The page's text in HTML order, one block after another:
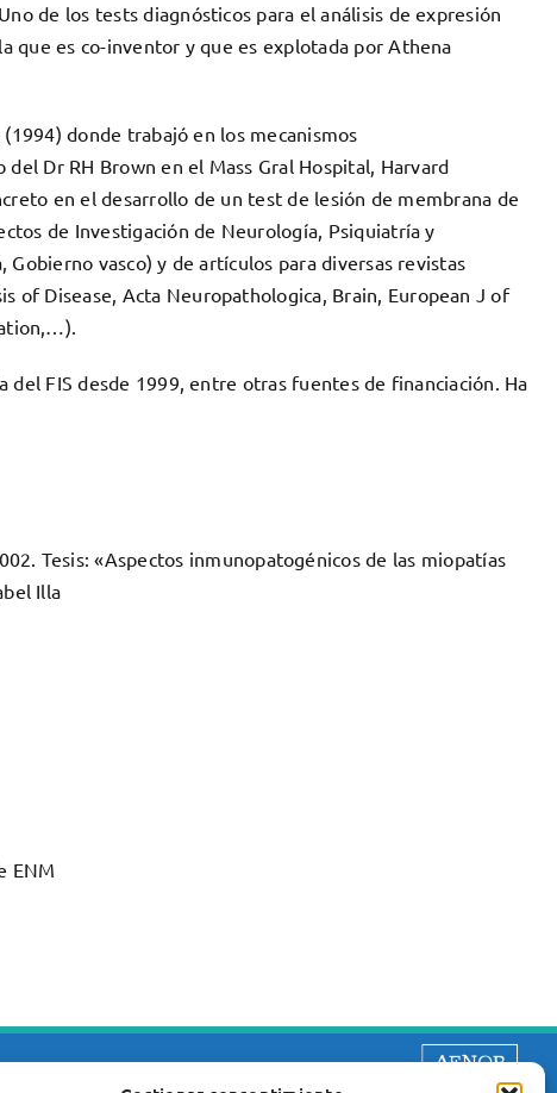
de los tests diagnósticos para el análisis de expresión
que es co-inventor y que es explotada por Athena
donde trabajó en los mecanismos
Dr RH Brown en el Mass Gral Hospital, Harvard
en el desarrollo de un test de lesión de membrana de
de Investigación de Neurología, Psiquiatría y
Gobierno vasco) y de artículos para diversas revistas
of Disease, Acta Neuropathologica, Brain, European J of
FIS desde 1999, entre otras fuentes de financiación. Ha
Tesis: «Aspectos inmunopatogénicos de las miopatías
Illa
ENM